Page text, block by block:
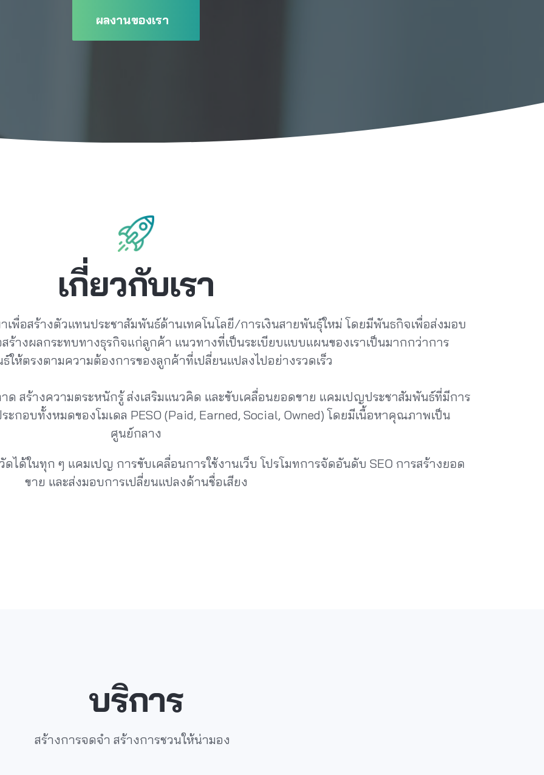
ผลงานของเรา
เกี่ยวกับเรา
เพื่อสร้างตัวแทนประชาสัมพันธ์ด้านเทคโนโลยี/การเงินสายพันธุ์ใหม่ โดยมีพันธกิจเพื่อส่งมอบ
างผลกระทบทางธุรกิจแก่ลูกค้า แนวทางที่เป็นระเบียบแบบแผนของเราเป็นมากกว่าการ
ให้ตรงตามความต้องการของลูกค้าที่เปลี่ยนแปลงไปอย่างรวดเร็ว
ด สร้างความตระหนักรู้ ส่งเสริมแนวคิด และขับเคลื่อนยอดขาย แคมเปญประชาสัมพันธ์ที่มีการ
กอบทั้งหมดของโมเดล PESO (Paid, Earned, Social, Owned) โดยมีเนื้อหาคุณภาพเป็น
ศูนย์กลาง
ได้ในทุก ๆ แคมเปญ การขับเคลื่อนการใช้งานเว็บ โปรโมทการจัดอันดับ SEO การสร้างยอด
ขาย และส่งมอบการเปลี่ยนแปลงด้านชื่อเสียง
บริการ
สร้างการจดจำ สร้างการชวนให้น่ามอง